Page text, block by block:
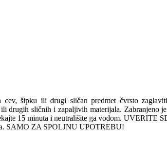
šipku ili drugi sličan predmet čvrsto
sličnih i zapaljivih materijala. Zabranjeno
15 minuta i neutrališite ga vodom.
SAMO ZA SPOLJNU UPOTREBU!